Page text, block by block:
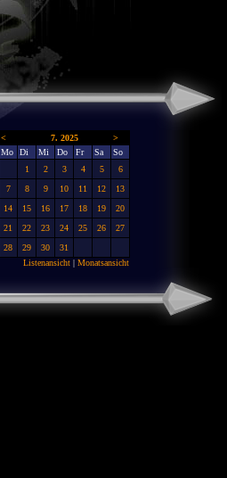
< 7. 2025
>
Mo
Di Mi Do Fr Sa
So
1
2 3 4 5
6
7
8 9 10 11 12
13
14
15 16 17 18 19
20
21
22 23 24 25 26
27
28
29 30
31
Listenansicht | Monatsansicht